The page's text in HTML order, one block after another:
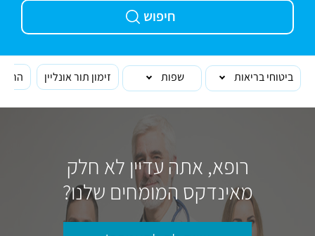
חיפוש
ביטוחי בריאות שפות זימון תור אונליין
רופא, אתה עדיין לא חלק
מאינדקס המומחים שלנו?